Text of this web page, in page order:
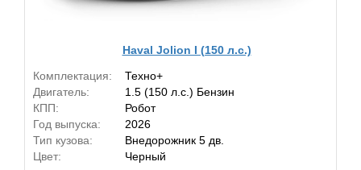
Haval Jolion I (150 л.с.)
Комплектация:
Техно+
Двигатель:
1.5 (150 л.с.) Бензин
КПП:
Робот
Год выпуска:
2026
Тип кузова:
Внедорожник 5 дв.
Цвет:
Черный